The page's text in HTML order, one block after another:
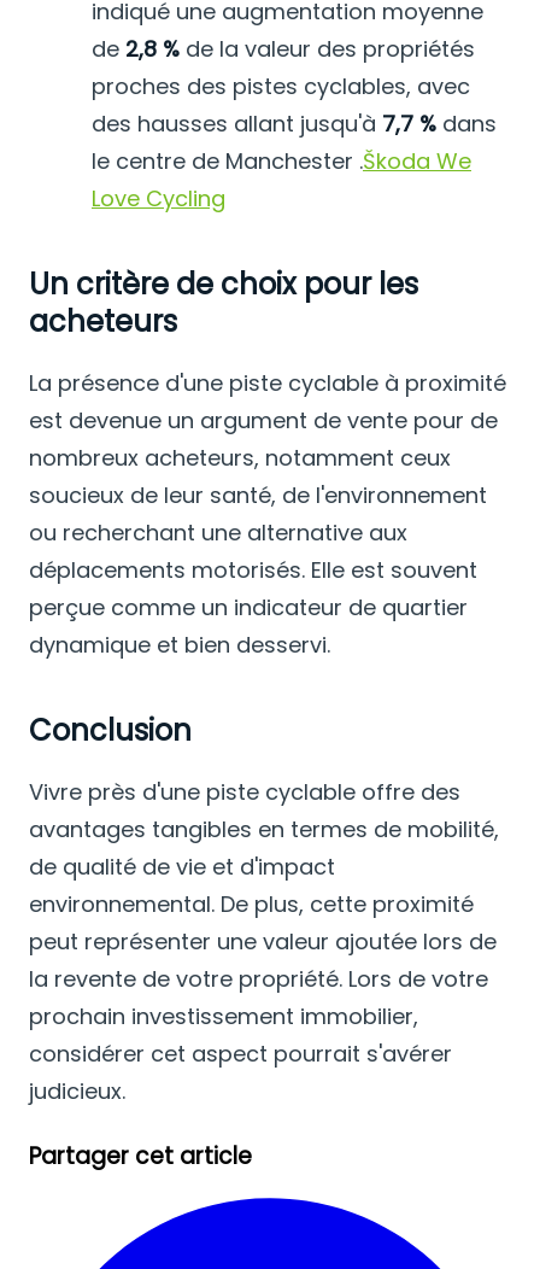
indiqué une augmentation moyenne
de 2,8 % de la valeur des propriétés
proches des pistes cyclables, avec
des hausses allant jusqu'à 7,7 % dans
le centre de Manchester .Škoda We
Love Cycling
Un critère de choix pour les
acheteurs
La présence d'une piste cyclable à proximité
est devenue un argument de vente pour de
nombreux acheteurs, notamment ceux
soucieux de leur santé, de l'environnement
ou recherchant une alternative aux
déplacements motorisés. Elle est souvent
perçue comme un indicateur de quartier
dynamique et bien desservi.
Conclusion
Vivre près d'une piste cyclable offre des
avantages tangibles en termes de mobilité,
de qualité de vie et d'impact
environnemental. De plus, cette proximité
peut représenter une valeur ajoutée lors de
la revente de votre propriété. Lors de votre
prochain investissement immobilier,
considérer cet aspect pourrait s'avérer
judicieux.
Partager cet article